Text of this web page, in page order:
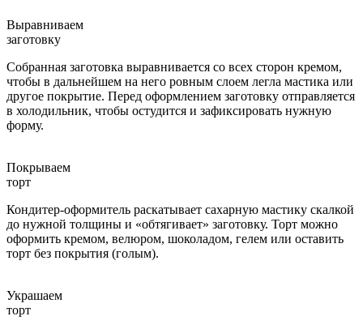
Выравниваем
заготовку
Собранная заготовка выравнивается со всех сторон кремом,
чтобы в дальнейшем на него ровным слоем легла мастика или
другое покрытие. Перед оформлением заготовку отправляется
в холодильник, чтобы остудится и зафиксировать нужную
форму.
Покрываем
торт
Кондитер-оформитель раскатывает сахарную мастику скалкой
до нужной толщины и «обтягивает» заготовку. Торт можно
оформить кремом, велюром, шоколадом, гелем или оставить
торт без покрытия (голым).
Украшаем
торт